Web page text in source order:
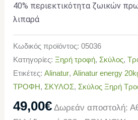
40% περιεκτικότητα ζωικών
λιπαρά
Κωδικός προϊόντος:05036
Κατηγορίες: Ξηρή τροφή, Σκύλος,
Ετικέτες:Alinatur,Alinatur energy
ΤΡΟΦΗ, ΣΚΥΛΟΣ, Σκύλος Ξηρή
49,00€ Δωρεάν αποστολή: